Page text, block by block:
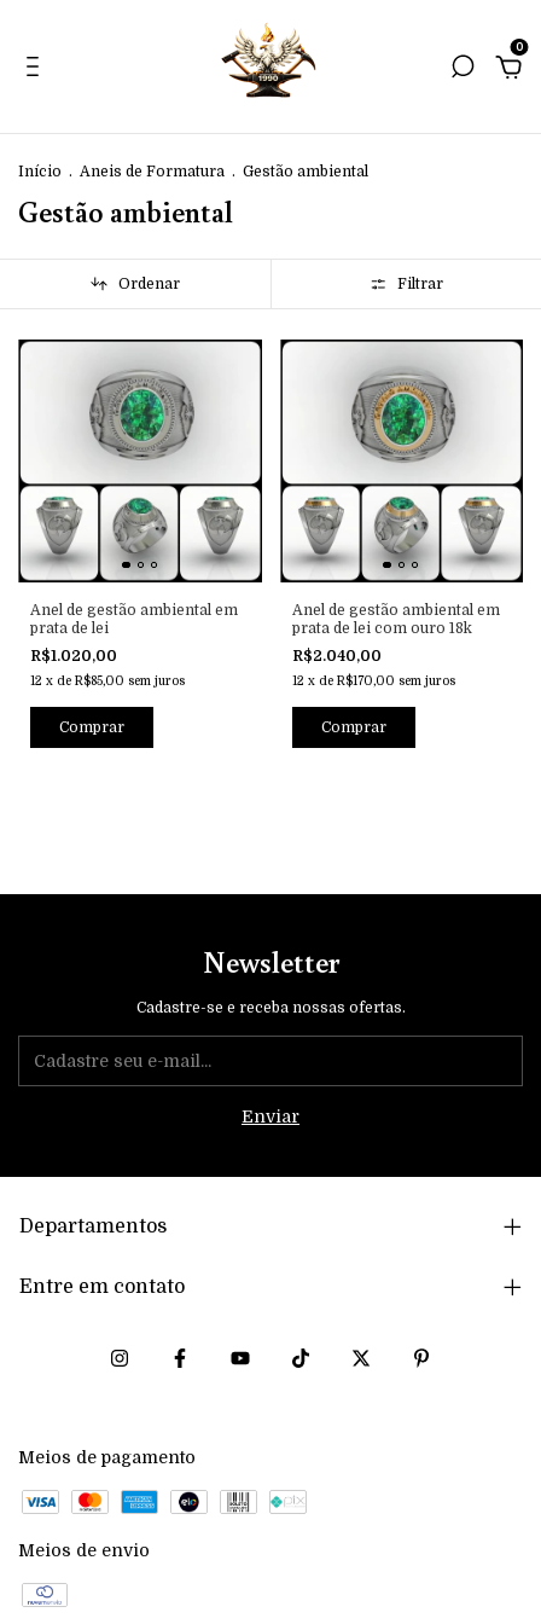
0
Início . Aneis de Formatura . Gestão ambiental
Gestão ambiental
Ordenar Filtrar
Anel de gestão ambiental em
prata de lei
R$1.020,00
12 x de R$85,00 sem juros
Comprar
Anel de gestão ambiental em
prata de lei com ouro 18k
R$2.040,00
12 x de R$170,00 sem juros
Comprar
Newsletter
Cadastre-se e receba nossas ofertas.
Departamentos
Entre em contato
Meios de pagamento
Meios de envio